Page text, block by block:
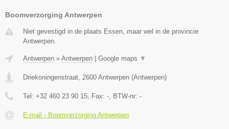
Boomverzorging Antwerpen
Niet gevestigd in de plaats Essen, maar wel in de provincie
Antwerpen.
Antwerpen » Antwerpen | Google maps ▼
Driekoningenstraat 2600 Antwerpen (Antwerpen)
Tel: +32 460 23 90 15 , Fax: - , BTW-nr: -
E-mail › Boomverzorging Antwerpen